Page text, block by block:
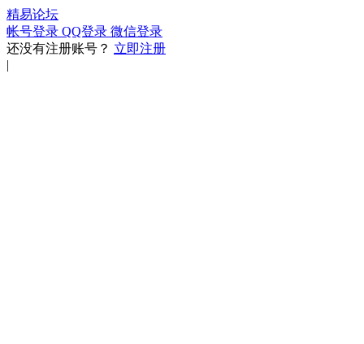
精易论坛
帐号登录 QQ登录 微信登录
还没有注册账号？ 立即注册
|